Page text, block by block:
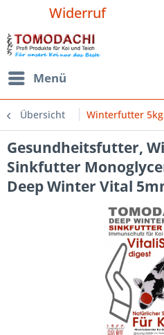
Widerruf
Menü
Übersicht Winterfutter 5kg
Gesundheitsfutter,
Sinkfutter
Deep Winter Vital